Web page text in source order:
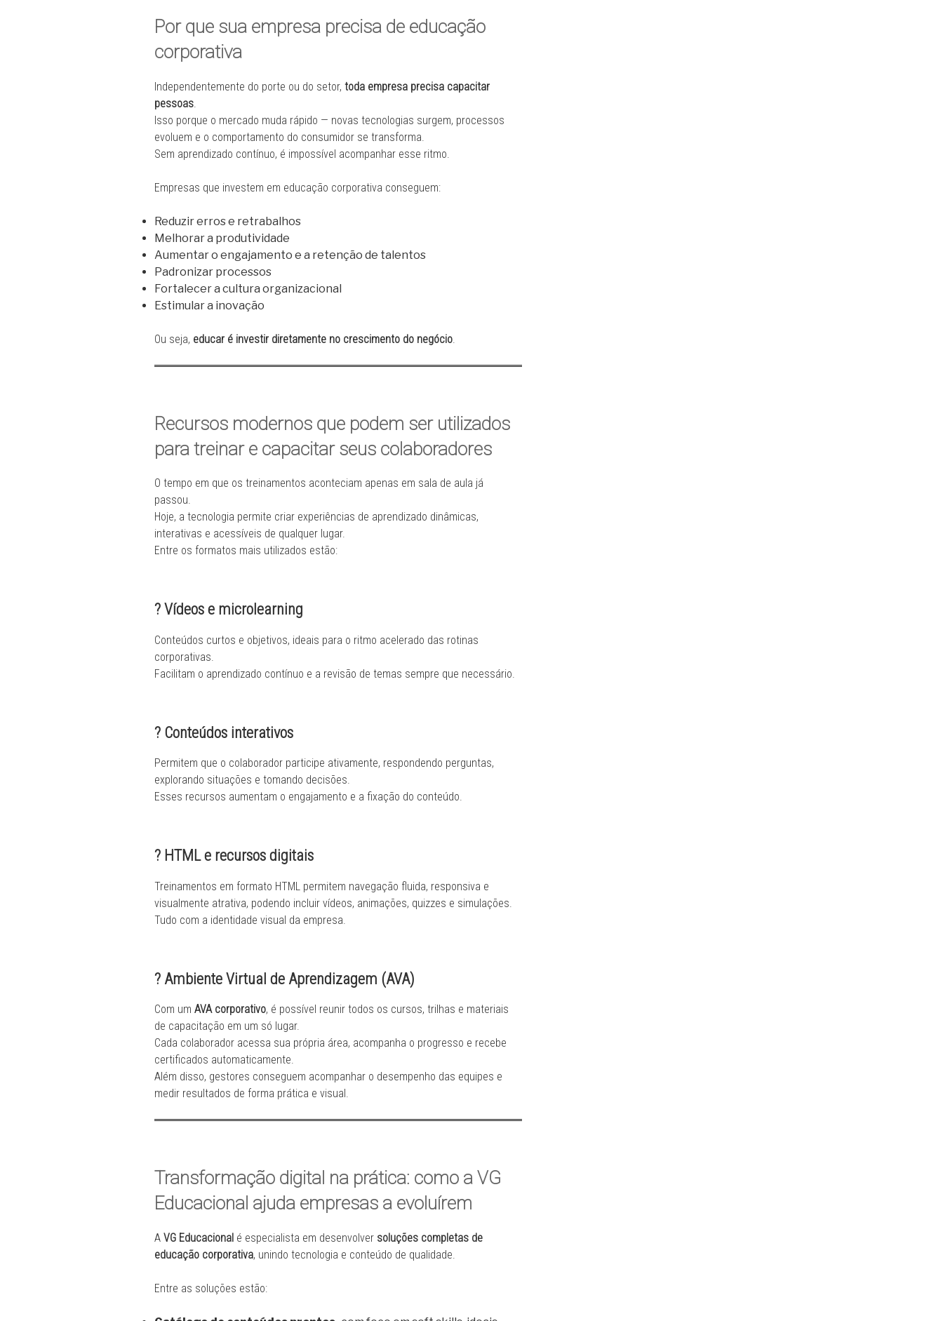
Por que sua empresa precisa de educação
corporativa
Independentemente do porte ou do setor, toda empresa precisa capacitar
pessoas
Isso porque o mercado muda rápido — novas tecnologias surgem, processos
evoluem e o comportamento do consumidor se transforma.
Sem aprendizado contínuo, é impossível acompanhar esse ritmo.
Empresas que investem em educação corporativa conseguem:
Reduzir erros e retrabalhos
Melhorar a produtividade
Aumentar o engajamento e a retenção de talentos
Padronizar processos
Fortalecer a cultura organizacional
Estimular a inovação
Ou seja, educar é investir diretamente no crescimento do negócio
Recursos modernos que podem ser utilizados
para treinar e capacitar seus colaboradores
O tempo em que os treinamentos aconteciam apenas em sala de aula já
passou.
Hoje, a tecnologia permite criar experiências de aprendizado dinâmicas,
interativas e acessíveis de qualquer lugar.
Entre os formatos mais utilizados estão:
? Vídeos e microlearning
Conteúdos curtos e objetivos, ideais para o ritmo acelerado das rotinas
corporativas.
Facilitam o aprendizado contínuo e a revisão de temas sempre que necessário.
? Conteúdos interativos
Permitem que o colaborador participe ativamente, respondendo perguntas,
explorando situações e tomando decisões.
Esses recursos aumentam o engajamento e a fixação do conteúdo.
? HTML e recursos digitais
Treinamentos em formato HTML permitem navegação fluida, responsiva e
visualmente atrativa, podendo incluir vídeos, animações, quizzes e simulações.
Tudo com a identidade visual da empresa.
? Ambiente Virtual de Aprendizagem (AVA)
Com um AVA corporativo, é possível reunir todos os cursos, trilhas e materiais
de capacitação em um só lugar.
Cada colaborador acessa sua própria área, acompanha o progresso e recebe
certificados automaticamente.
Além disso, gestores conseguem acompanhar o desempenho das equipes e
medir resultados de forma prática e visual.
Transformação digital na prática: como a VG
Educacional ajuda empresas a evoluírem
A VG Educacional é especialista em desenvolver soluções completas de
educação corporativa, unindo tecnologia e conteúdo de qualidade.
Entre as soluções estão: